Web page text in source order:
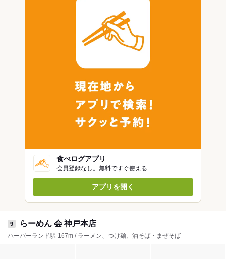
食べログアプリ
会員登録なし。無料ですぐ使える
アプリを開く
9 らーめん 会 神戸本店
ハーバーランド駅 167m / ラーメン、つけ麺、油そば・まぜそば